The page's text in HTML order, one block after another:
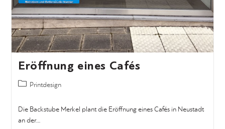
Eröffnung eines Cafés
Printdesign
Die Backstube Merkel plant die Eröffnung eines Cafés in Neustadt
an der…